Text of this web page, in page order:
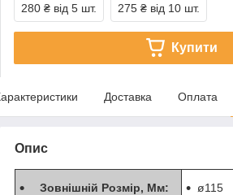
280 ₴ від 5 шт. 275 ₴ від 10 шт.
Купити
Доставка Оплата
Опис
Зовнішній Розмір, Мм: ø115